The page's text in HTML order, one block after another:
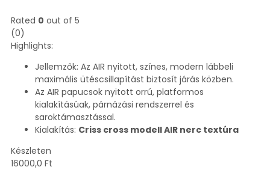
Rated 0 out of 5
(0)
Highlights:
Jellemzők: Az AIR nyitott, színes, modern lábbeli
maximális ütéscsillapítást biztosít járás közben.
Az AIR papucsok nyitott orrú, platformos
kialakításúak, párnázási rendszerrel és
saroktámasztással.
Kialakítás: Criss cross modell AIR nerc textúra
Készleten
16000,0 Ft